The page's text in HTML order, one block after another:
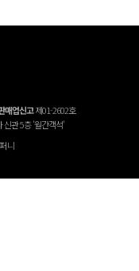
매업신고제01-2602호
신관 5층 '월간객석'
니